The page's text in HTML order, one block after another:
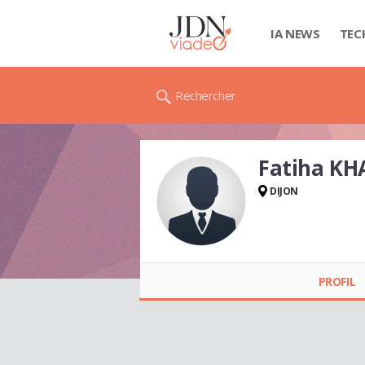
IA NEWS
Rechercher
Fatiha
DIJON
PROFIL